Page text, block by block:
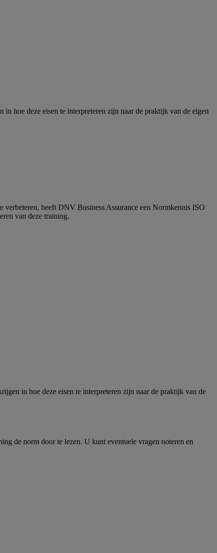
hoe deze eisen te interpreteren zijn naar de praktijk van de eigen
verbeteren, heeft DNV Business Assurance een Normkennis ISO
van deze training.
in hoe deze eisen te interpreteren zijn naar de praktijk van de
de norm door te lezen. U kunt eventuele vragen noteren en